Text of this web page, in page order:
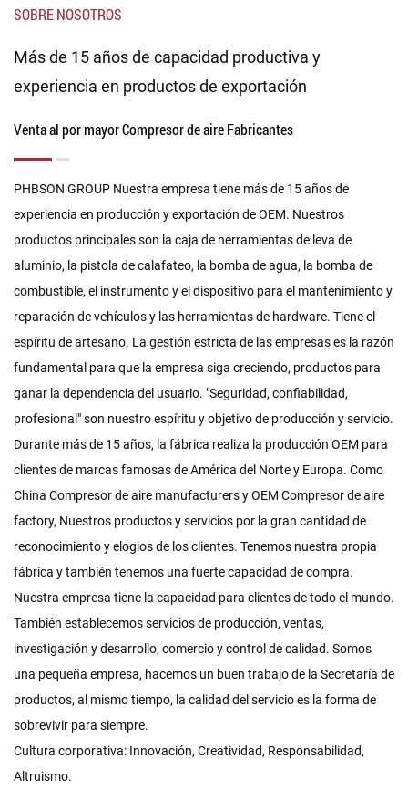
SOBRE NOSOTROS
Más de 15 años de capacidad productiva y
experiencia en productos de exportación
Venta al por mayor Compresor de aire Fabricantes
PHBSON GROUP Nuestra empresa tiene más de 15 años de
experiencia en producción y exportación de OEM. Nuestros
productos principales son la caja de herramientas de leva de
aluminio, la pistola de calafateo, la bomba de agua, la bomba de
combustible, el instrumento y el dispositivo para el mantenimiento y
reparación de vehículos y las herramientas de hardware. Tiene el
espíritu de artesano. La gestión estricta de las empresas es la razón
fundamental para que la empresa siga creciendo, productos para
ganar la dependencia del usuario. "Seguridad, confiabilidad,
profesional" son nuestro espíritu y objetivo de producción y servicio.
Durante más de 15 años, la fábrica realiza la producción OEM para
clientes de marcas famosas de América del Norte y Europa. Como
China Compresor de aire manufacturersyOEM Compresor de aire
factory, Nuestros productos y servicios por la gran cantidad de
reconocimiento y elogios de los clientes. Tenemos nuestra propia
fábrica y también tenemos una fuerte capacidad de compra.
Nuestra empresa tiene la capacidad para clientes de todo el mundo.
También establecemos servicios de producción, ventas,
investigación y desarrollo, comercio y control de calidad. Somos
una pequeña empresa, hacemos un buen trabajo de la Secretaría de
productos, al mismo tiempo, la calidad del servicio es la forma de
sobrevivir para siempre.
Cultura corporativa: Innovación, Creatividad, Responsabilidad,
Altruismo.